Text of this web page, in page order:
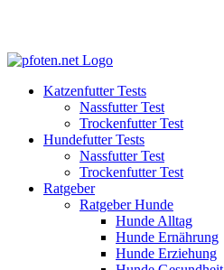
Katzenfutter Tests
Nassfutter Test
Trockenfutter Test
Hundefutter Tests
Nassfutter Test
Trockenfutter Test
Ratgeber
Ratgeber Hunde
Hunde Alltag
Hunde Ernährung
Hunde Erziehung